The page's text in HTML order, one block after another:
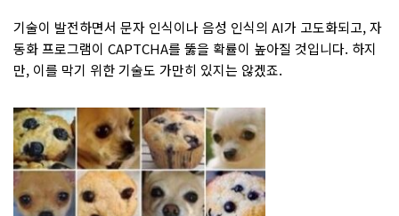
기술이 발전하면서 문자 인식이나 음성 인식의 AI가 고도화되고, 자
동화 프로그램이 CAPTCHA를 뚫을 확률이 높아질 것입니다. 하지
만, 이를 막기 위한 기술도 가만히 있지는 않겠죠.